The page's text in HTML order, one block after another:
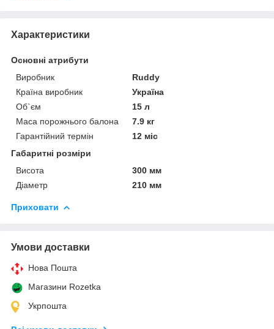
Характеристики
Основні атрибути
Виробник
Ruddy
Країна виробник
Україна
Об`єм
15 л
Маса порожнього балона
7.9 кг
Гарантійний термін
12 міс
Габаритні розміри
Висота
300 мм
Діаметр
210 мм
Приховати
Умови доставки
Нова Пошта
Магазини Rozetka
Укрпошта